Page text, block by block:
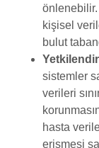
kişisel
bulut
sistemler
verileri
hasta
erişmesi